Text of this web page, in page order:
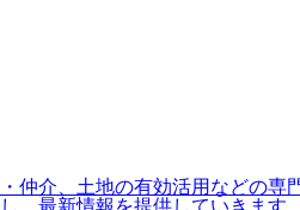
介、土地の有効活用などの専
、最新情報を提供していきます。